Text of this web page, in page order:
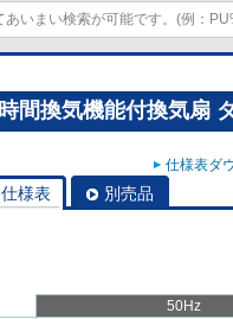
間換気機能付換気扇
仕様表ダ
仕様表 別売品
50Hz